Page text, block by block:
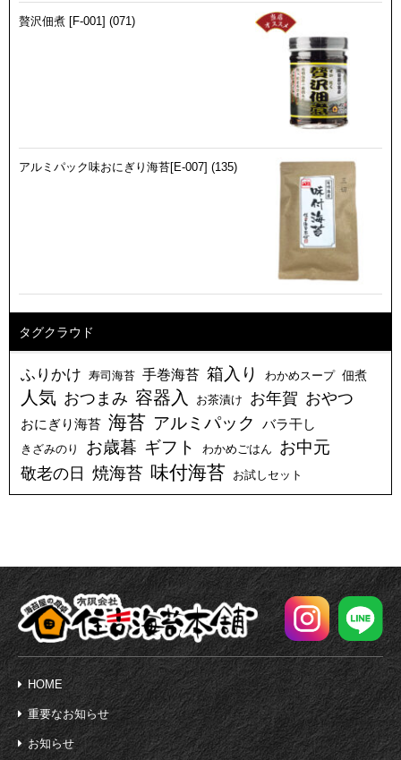
贅沢佃煮 [F-001] (071)
アルミパック味おにぎり海苔[E-007] (135)
タグクラウド
ふりかけ 寿司海苔 手巻海苔 箱入り わかめスープ 佃煮
人気 おつまみ 容器入 お茶漬け お年賀 おやつ
おにぎり海苔 海苔 アルミパック バラ干し
きざみのり お歳暮 ギフト わかめごはん お中元
敬老の日 焼海苔 味付海苔 お試しセット
HOME
重要なお知らせ
お知らせ